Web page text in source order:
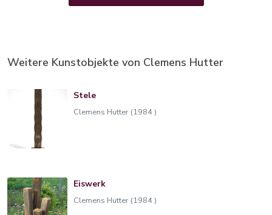
Weitere Kunstobjekte von Clemens Hutter
Stele
Clemens Hutter (1984 )
Eiswerk
Clemens Hutter (1984 )